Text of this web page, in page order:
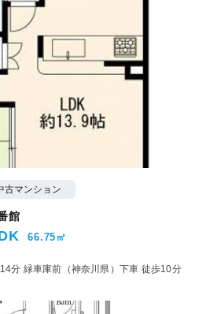
古マンション
館
66.75㎡
分 緑車庫前（神奈川県）下車 徒歩10分